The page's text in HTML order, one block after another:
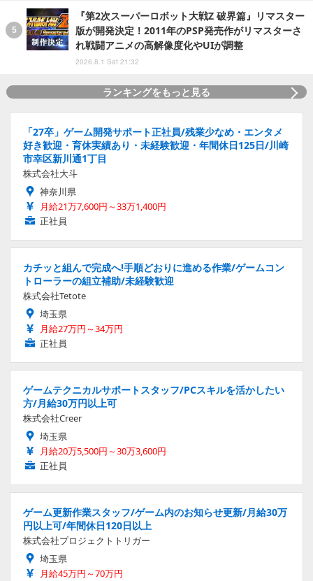
『第2次スーパーロボット大戦Z 破界篇』リマスター
版が開発決定！2011年のPSP発売作がリマスターさ
れ戦闘アニメの高解像度化やUIが調整
2026.8.1 Sat 21:32
ランキングをもっと見る
「27卒」ゲーム開発サポート正社員/残業少なめ・エンタメ
好き歓迎・育休実績あり・未経験歓迎・年間休日125日/川崎
市幸区新川通1丁目
株式会社大斗
神奈川県
月給21万7,600円～33万1,400円
正社員
カチッと組んで完成へ!手順どおりに進める作業/ゲームコン
トローラーの組立補助/未経験歓迎
株式会社Tetote
埼玉県
月給27万円～34万円
正社員
ゲームテクニカルサポートスタッフ/PCスキルを活かしたい
方/月給30万円以上可
株式会社Creer
埼玉県
月給20万5,500円～30万3,600円
正社員
ゲーム更新作業スタッフ/ゲーム内のお知らせ更新/月給30万
円以上可/年間休日120日以上
株式会社プロジェクトトリガー
埼玉県
月給45万円～70万円